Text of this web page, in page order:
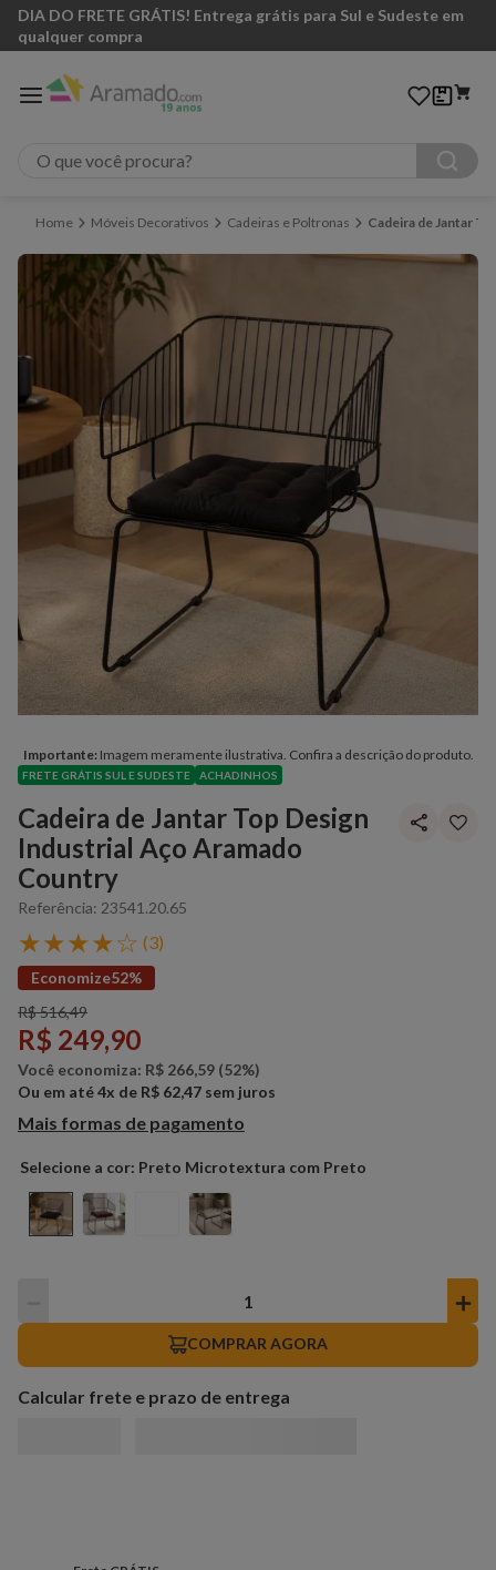
DIA DO FRETE GRÁTIS! Entrega grátis para Sul e Sudeste em
qualquer compra
O que você procura?
Móveis Decorativos Cadeiras e Poltronas Cadeira de Jantar
Importante:Imagem meramente ilustrativa. Confira a descrição do produto.
FRETE GRÁTIS SUL E SUDESTE ACHADINHOS
Cadeira de Jantar Top Design
Industrial Aço Aramado
Country
Referência: 23541.20.65
★★★★☆ (3)
Economize52%
R$516,49
R$ 249,90
Você economiza: R$ 266,59 (52%)
Ou em até4x de R$ 62,47 sem juros
Mais formas de pagamento
Preto Microtextura com Preto
＋
COMPRAR AGORA
Calcular frete e prazo de entrega